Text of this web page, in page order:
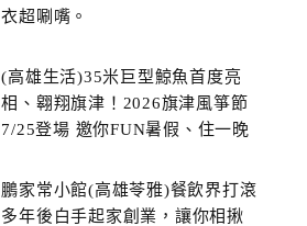
衣超唰嘴。
(高雄生活)35米巨型鯨魚首度亮
相、翱翔旗津！2026旗津風箏節
7/25登場 邀你FUN暑假、住一晚
鵬家常小館(高雄苓雅)餐飲界打滾
多年後白手起家創業，讓你相揪